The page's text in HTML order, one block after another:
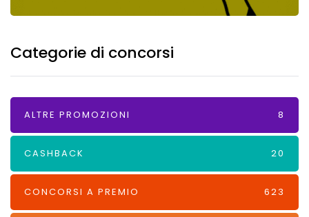
Categorie di concorsi
ALTRE PROMOZIONI 8
CASHBACK 20
CONCORSI A PREMIO 623